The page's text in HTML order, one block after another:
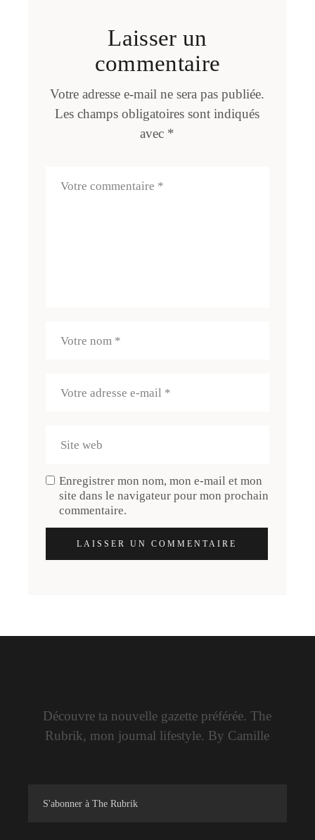
Laisser un
commentaire
Votre adresse e-mail ne sera pas publiée.
Les champs obligatoires sont indiqués
avec *
Enregistrer mon nom, mon e-mail et mon
site dans le navigateur pour mon prochain
commentaire.
LAISSER UN COMMENTAIRE
Découvre ta nouvelle gazette préférée. The
Rubrik, mon journal lifestyle. By Camille